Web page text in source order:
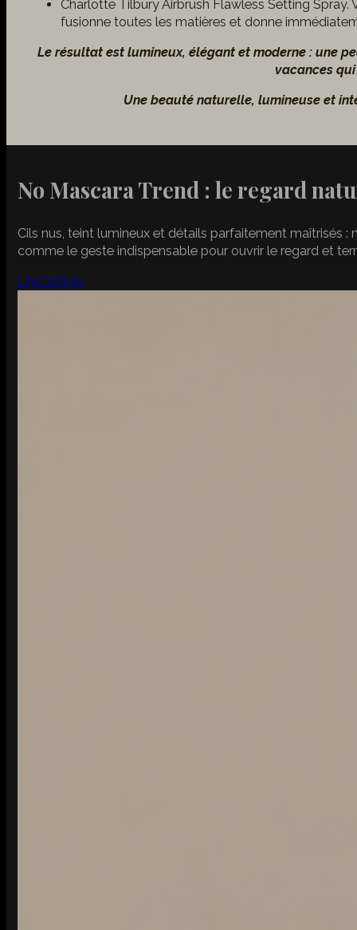
Charlotte Tilbury Airbrush Flawless Setting Spray.
fusionne toutes les matières et donne
Le résultat est lumineux, élégant et moderne : une
vacances
Une beauté naturelle, lumineuse et
No Mascara Trend : le regard
Cils nus, teint lumineux et détails parfaitement maîtrisés
comme le geste indispensable pour ouvrir le regard et
Lire l'article